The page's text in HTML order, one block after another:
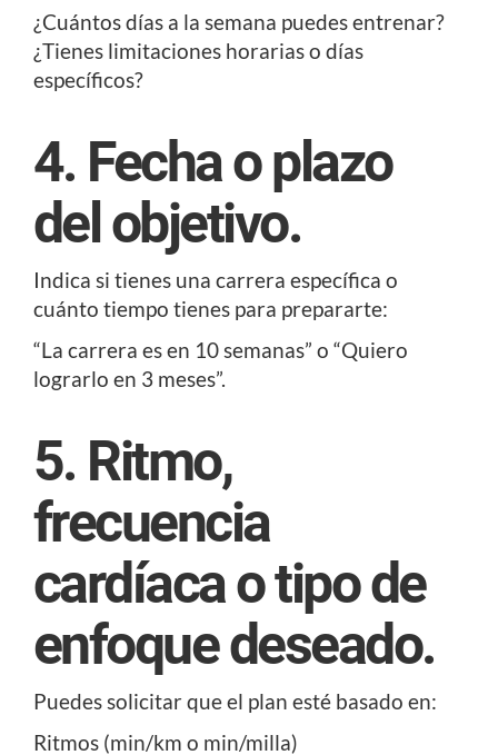
¿Cuántos días a la semana puedes entrenar?
¿Tienes limitaciones horarias o días
específicos?
4. Fecha o plazo
del objetivo.
Indica si tienes una carrera específica o
cuánto tiempo tienes para prepararte:
“La carrera es en 10 semanas” o “Quiero
lograrlo en 3 meses”.
5. Ritmo,
frecuencia
cardíaca o tipo de
enfoque deseado.
Puedes solicitar que el plan esté basado en:
Ritmos (min/km o min/milla)